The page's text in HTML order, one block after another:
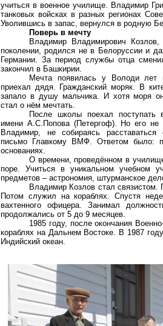
учиться в военное училище. Владимир
танковых войсках в разных регионах
Уволившись в запас, вернулся в родную
Поверь в мечту
Владимир Владимирович
поколении, родился не в Белоруссии и
Германии. За период службы отца
закончил в Башкирии.
Мечта появилась у Володи лет
приехал дядя. Гражданский моряк. В
запало в душу мальчика. И хотя моря
стал о нём мечтать.
После школы поехал поступать
имени А.С.Попова (Петергоф). Но его не
Владимир, не собираясь
письмо Главкому ВМФ. Ответом было:
основаниях.
О времени, проведённом в
поре. Учиться в уникальном учебном
предметов – астрономия, штурманское
Владимир Козлов стал
Потом служил на кораблях. Спустя
вахтенного офицера. Занимал
продолжались от 5 до 9 месяцев.
1985 году, после окончания
кораблях на Дальнем Востоке. В 1987
Индийский океан.